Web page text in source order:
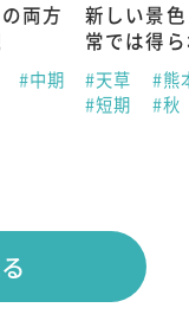
両方
#中期
新しい景
常では得
#天草
#熊
#短期
#秋